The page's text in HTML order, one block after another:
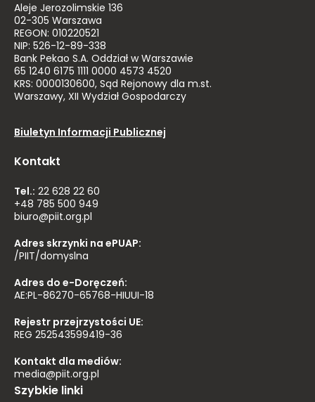
Aleje Jerozolimskie 136
02-305 Warszawa
REGON: 010220521
NIP: 526-12-89-338
Bank Pekao S.A. Oddział w Warszawie
65 1240 6175 1111 0000 4573 4520
KRS: 0000130600, Sąd Rejonowy dla m.st.
Warszawy, XII Wydział Gospodarczy
Biuletyn Informacji Publicznej
Kontakt
Tel.: 22 628 22 60
+48 785 500 949
biuro@piit.org.pl
Adres skrzynki na ePUAP:
/PIIT/domyslna
Adres do e-Doręczeń:
AE:PL-86270-65768-HIUUI-18
Rejestr przejrzystości UE:
REG 252543599419-36
Kontakt dla mediów:
media@piit.org.pl
Szybkie linki